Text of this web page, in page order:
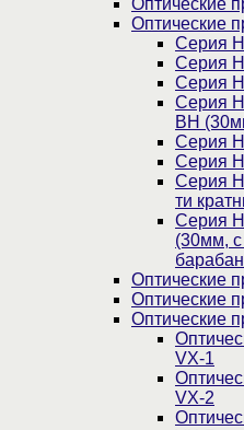
Оптические
Cерия
Серия
Серия
Серия
BH
Серия
Серия
Серия
ти
Серия
(30мм, c
Оптические
Оптические
Оптические
VX-1
VX-2